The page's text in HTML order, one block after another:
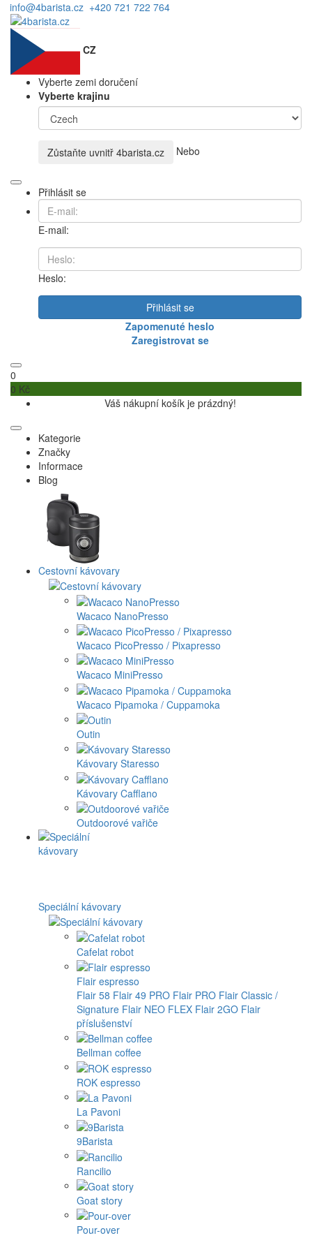
info@4barista.cz +420 721 722 764
CZ
Vyberte zemi doručení
Vyberte krajinu
Zůstaňte uvnitř 4barista.cz Nebo
Přihlásit se
E-mail:
Heslo:
Přihlásit se
Zapomenuté heslo
Zaregistrovat se
0
0 Kč
Váš nákupní košík je prázdný!
Kategorie
Značky
Informace
Blog
Cestovní kávovary
Wacaco NanoPresso
Wacaco PicoPresso / Pixapresso
Wacaco MiniPresso
Wacaco Pipamoka / Cuppamoka
Outin
Kávovary Staresso
Kávovary Cafflano
Outdoorové vařiče
Speciální kávovary
Cafelat robot
Flair espresso
Flair 58 Flair 49 PRO Flair PRO Flair Classic /
Signature Flair NEO FLEX Flair 2GO Flair
příslušenství
Bellman coffee
ROK espresso
La Pavoni
9Barista
Rancilio
Goat story
Pour-over